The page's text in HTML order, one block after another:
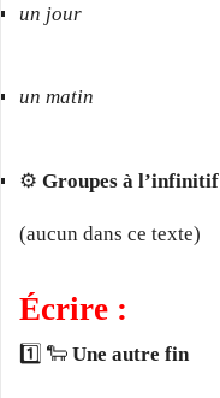
un jour
un matin
⚙️ Groupes à l’infinitif
(aucun dans ce texte)
Écrire :
1️⃣ 🐑 Une autre fin